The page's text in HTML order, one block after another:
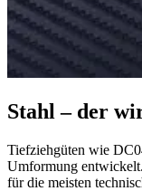
Stahl – der
Tiefziehgüten wie
Umformung
für die meisten